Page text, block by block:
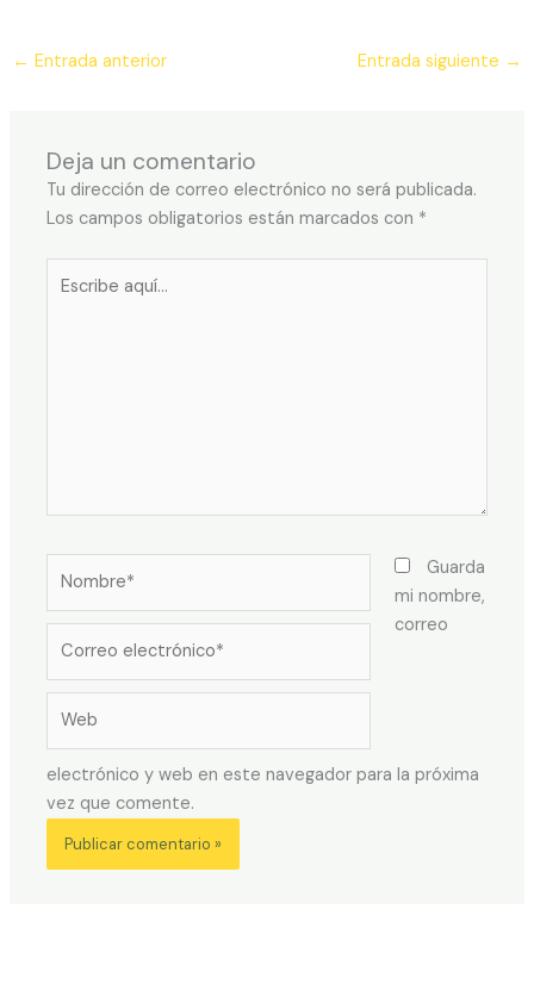
← Entrada anterior Entrada siguiente →
Deja un comentario
Tu dirección de correo electrónico no será publicada.
Los campos obligatorios están marcados con *
electrónico*
Guarda
mi nombre,
correo
electrónico y web en este navegador para la próxima
vez que comente.